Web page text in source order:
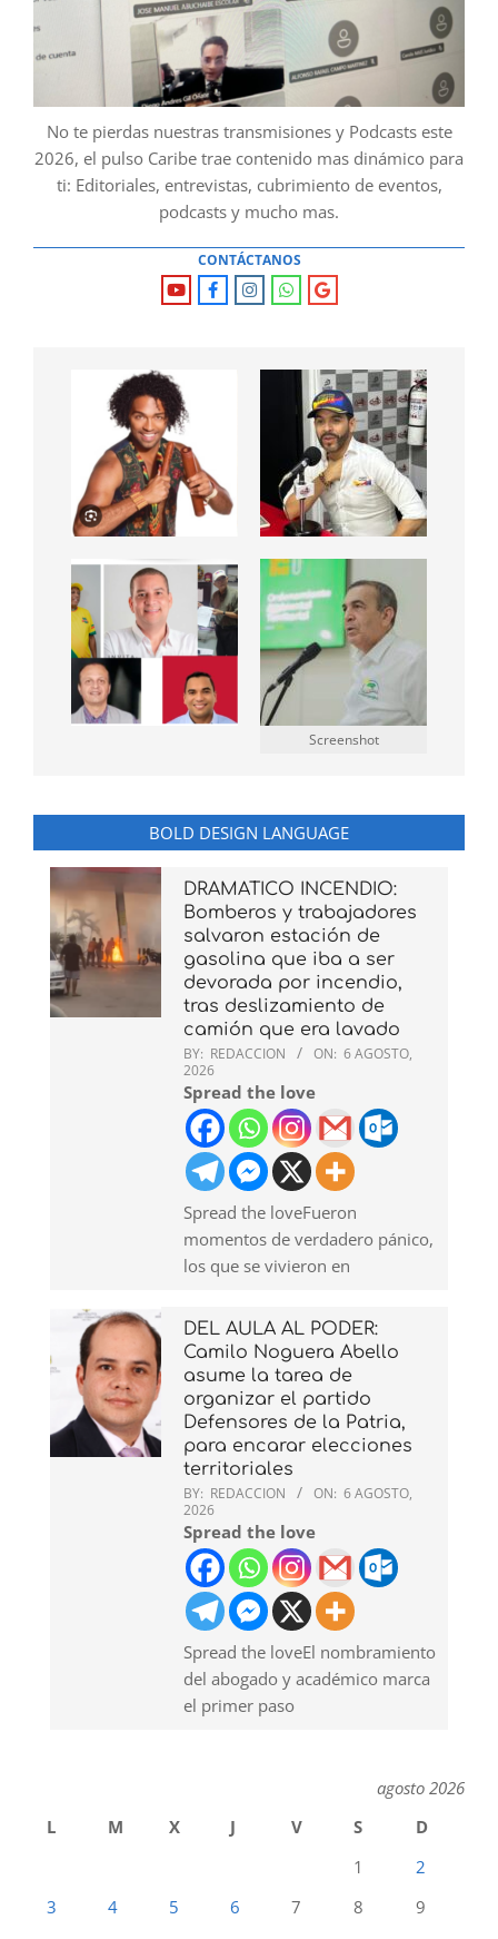
No te pierdas nuestras transmisiones y Podcasts este
2026, el pulso Caribe trae contenido mas dinámico para
ti: Editoriales, entrevistas, cubrimiento de eventos,
podcasts y mucho mas.
CONTÁCTANOS
Screenshot
BOLD DESIGN LANGUAGE
DRAMATICO INCENDIO:
Bomberos y trabajadores
salvaron estación de
gasolina que iba a ser
devorada por incendio,
tras deslizamiento de
camión que era lavado
BY: REDACCION ON: 6 AGOSTO,
2026
Spread the love
Spread the loveFueron
momentos de verdadero pánico,
los que se vivieron en
DEL AULA AL PODER:
Camilo Noguera Abello
asume la tarea de
organizar el partido
Defensores de la Patria,
para encarar elecciones
territoriales
BY: REDACCION ON: 6 AGOSTO,
2026
Spread the love
Spread the loveEl nombramiento
del abogado y académico marca
el primer paso
agosto 2026
L
M X J V S
D
1
2
3
4 5 6 7 8
9